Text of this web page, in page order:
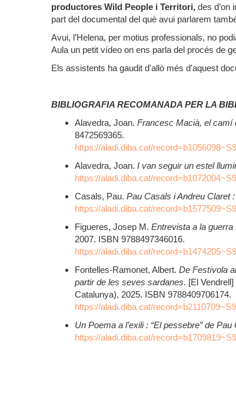
productores Wild People i Territori, des d’on
part del documental del què avui parlarem
Avui, l’Helena, per motius professionals, no
Aula un petit vídeo on ens parla del procés de
Els assistents ha gaudit d'allò més d'aquest
BIBLIOGRAFIA RECOMANADA PER LA
Alavedra, Joan. Francesc Macià, el camí
8472569365.
https://aladi.diba.cat/
Alavedra, Joan. I van seguir un estel
https://aladi.diba.cat/
Casals, Pau. Pau Casals i Andreu Claret
https://aladi.diba.cat/
Figueres, Josep M. Entrevista a la
2007. ISBN 9788497346016.
https://aladi.diba.cat/
Fontelles-Ramonet, Albert. De Festívola
partir de les seves sardanes. [El
Catalunya), 2025. ISBN 9788409706174.
https://aladi.diba.cat/
Un Poema a l’exili : “El pessebre” de
https://aladi.diba.cat/